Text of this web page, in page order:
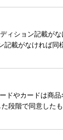
ション記載が
載がなければ同
やカードは商
段階で同意した